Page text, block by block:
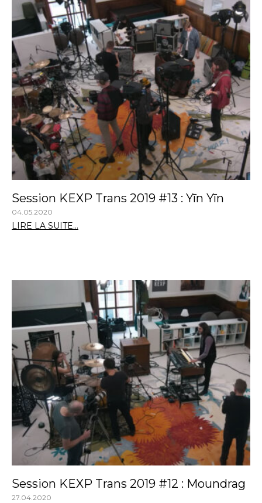
Session KEXP Trans 2019 #13 : Yīn Yīn
04.05.2020
LIRE LA SUITE...
Session KEXP Trans 2019 #12 : Moundrag
27.04.2020